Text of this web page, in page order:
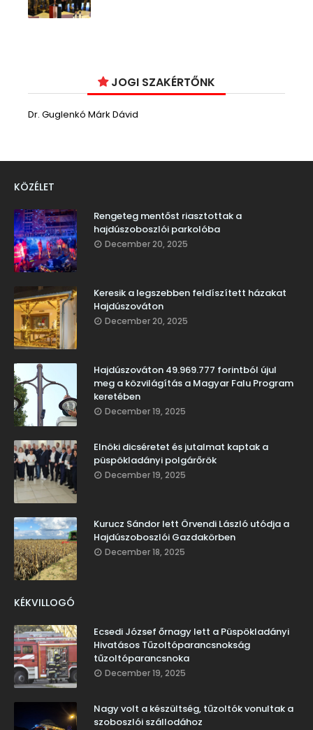
JOGI SZAKÉRTŐNK
Dr. Guglenkó Márk Dávid
KÖZÉLET
Rengeteg mentőst riasztottak a
hajdúszoboszlói parkolóba
December 20, 2025
Keresik a legszebben feldíszített házakat
Hajdúszováton
December 20, 2025
Hajdúszováton 49.969.777 forintból újul
meg a közvilágítás a Magyar Falu Program
keretében
December 19, 2025
Elnöki dicséretet és jutalmat kaptak a
püspökladányi polgárőrök
December 19, 2025
Kurucz Sándor lett Örvendi László utódja a
Hajdúszoboszlói Gazdakörben
December 18, 2025
KÉKVILLOGÓ
Ecsedi József őrnagy lett a Püspökladányi
Hivatásos Tűzoltóparancsnokság
tűzoltóparancsnoka
December 19, 2025
Nagy volt a készültség, tűzoltók vonultak a
szoboszlói szállodához